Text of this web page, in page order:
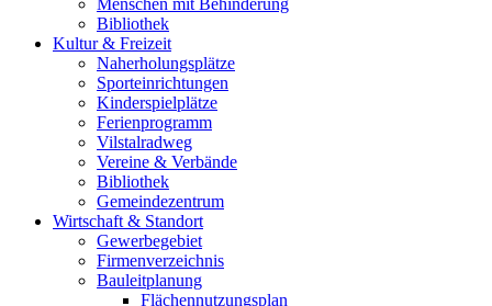
Menschen mit Behinderung
Bibliothek
Kultur & Freizeit
Naherholungsplätze
Sporteinrichtungen
Kinderspielplätze
Ferienprogramm
Vilstalradweg
Vereine & Verbände
Bibliothek
Gemeindezentrum
Wirtschaft & Standort
Gewerbegebiet
Firmenverzeichnis
Bauleitplanung
Flächennutzungsplan